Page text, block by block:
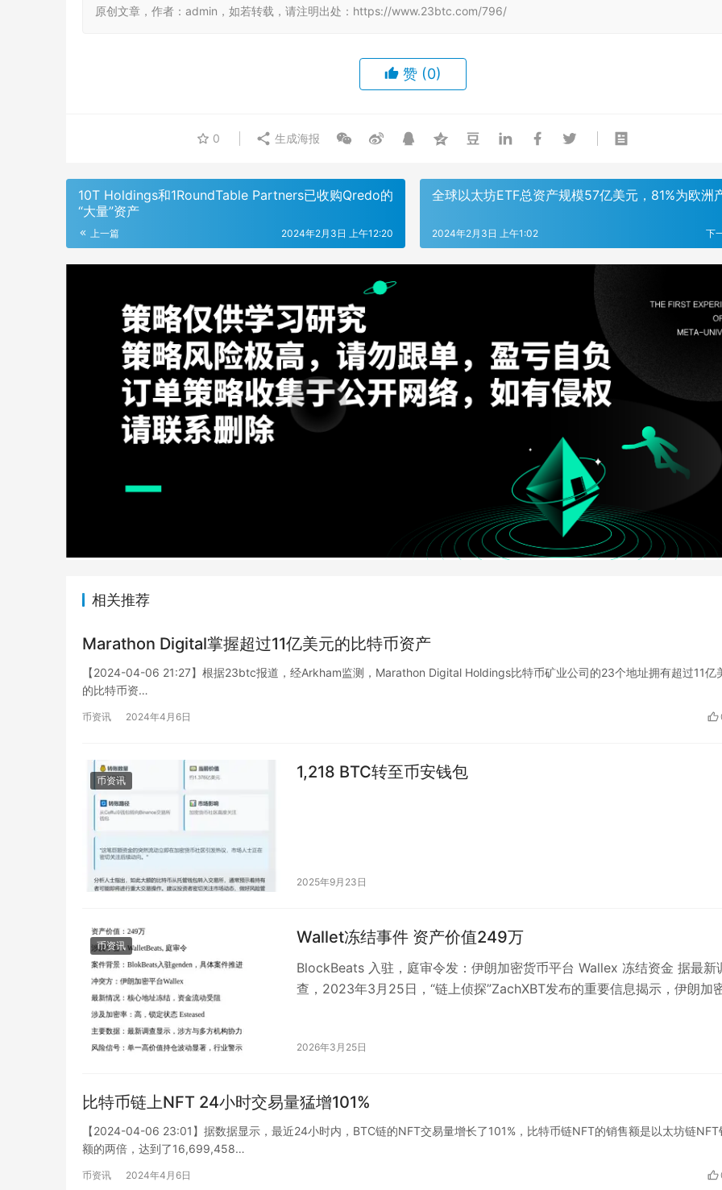
原创文章，作者：admin，如若转载，请注明出处：https://www.23btc.com/796/
赞 (0)
0 生成海报
10T Holdings和1RoundTable Partners已收购Qredo的
“大量”资产
上一篇 2024年2月3日 上午12:20
全球以太坊ETF总资产规模57亿美元，81%为欧洲
下
2024年2月3日 上午1:02
相关推荐
Marathon Digital掌握超过11亿美元的比特币资产
【2024-04-06 21:27】根据23btc报道，经Arkham监测，Marathon Digital Holdings比特币矿业公司的23个地址拥有超过11亿
的比特币资…
币资讯 2024年4月6日
币资讯 1,218 BTC转至币安钱包
2025年9月23日
币资讯 Wallet冻结事件 资产价值249万
BlockBeats 入驻，庭审令发：伊朗加密货币平台 Wallex 冻结资金 据最新
查，2023年3月25日，“链上侦探”ZachXBT发布的重要信息揭示，伊朗加
2026年3月25日
比特币链上NFT 24小时交易量猛增101%
【2024-04-06 23:01】据数据显示，最近24小时内，BTC链的NFT交易量增长了101%，比特币链NFT的销售额是以太坊链NFT
额的两倍，达到了16,699,458…
币资讯 2024年4月6日